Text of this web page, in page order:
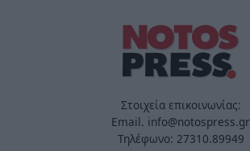
Στοιχεία επικοινωνίας:
Email. info@notospress.gr
Τηλέφωνο: 27310.89949